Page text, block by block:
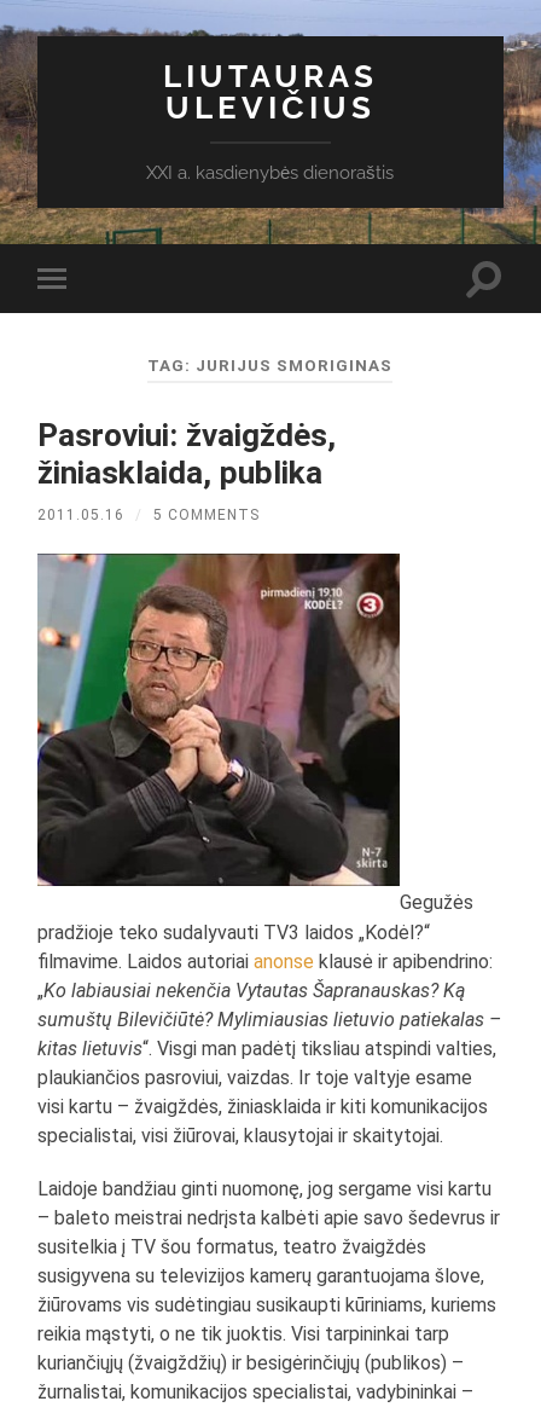
LIUTAURAS
ULEVIČIUS
XXI a. kasdienybės dienoraštis
Toggle
mobile
TAG: JURIJUS SMORIGINAS
Pasroviui: žvaigždės,
žiniasklaida, publika
2011.05.16 / 5 COMMENTS
Gegužės
pradžioje teko sudalyvauti TV3 laidos „Kodėl?“
filmavime. Laidos autoriaianonse klausė ir apibendrino:
„Ko labiausiai nekenčia Vytautas Šapranauskas? Ką
sumuštų Bilevičiūtė? Mylimiausias lietuvio patiekalas –
kitas lietuvis“. Visgi man padėtį tiksliau atspindi valties,
plaukiančios pasroviui, vaizdas. Ir toje valtyje esame
visi kartu – žvaigždės, žiniasklaida ir kiti komunikacijos
specialistai, visi žiūrovai, klausytojai ir skaitytojai.
Laidoje bandžiau ginti nuomonę, jog sergame visi kartu
– baleto meistrai nedrįsta kalbėti apie savo šedevrus ir
susitelkia į TV šou formatus, teatro žvaigždės
susigyvena su televizijos kamerų garantuojama šlove,
žiūrovams vis sudėtingiau susikaupti kūriniams, kuriems
reikia mąstyti, o ne tik juoktis. Visi tarpininkai tarp
kuriančiųjų (žvaigždžių) ir besigėrinčiųjų (publikos) –
žurnalistai, komunikacijos specialistai, vadybininkai –